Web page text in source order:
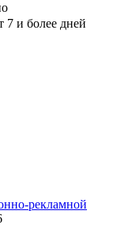
7 и более дней
рекламной